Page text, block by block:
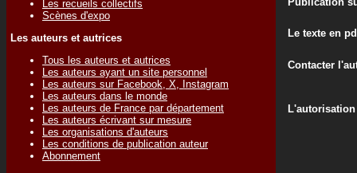
Les recueils collectifs
Scènes d'expo
Les auteurs et autrices
Tous les auteurs et autrices
Les auteurs ayant un site personnel
Les auteurs sur Facebook, X, Instagram
Les auteurs dans le monde
Les auteurs de France par département
Les auteurs écrivant sur mesure
Les organisations d'auteurs
Les conditions de publication auteur
Abonnement
Le texte en
Contacter
L'autorisation